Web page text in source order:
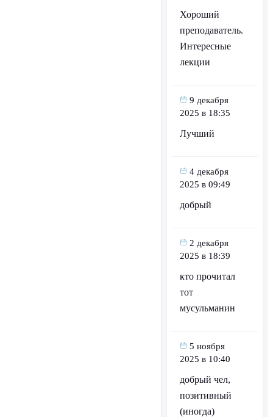
Хороший
преподаватель.
Интересные
лекции
9 декабря
2025 в 18:35
Лучший
4 декабря
2025 в 09:49
добрый
2 декабря
2025 в 18:39
кто прочитал
тот
мусульманин
5 ноября
2025 в 10:40
добрый чел,
позитивный
(иногда)